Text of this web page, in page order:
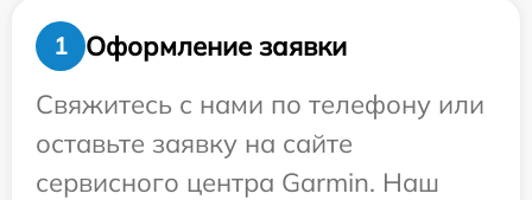
1
Оформление заявки
Свяжитесь с нами по телефону или
оставьте заявку на сайте
сервисного центра Garmin. Наш